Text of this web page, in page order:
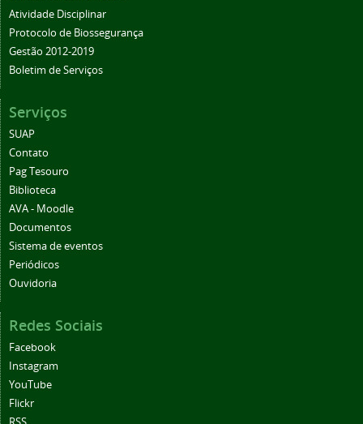
Atividade Disciplinar
Protocolo de Biossegurança
Gestão 2012-2019
Boletim de Serviços
Serviços
SUAP
Contato
Pag Tesouro
Biblioteca
AVA - Moodle
Documentos
Sistema de eventos
Periódicos
Ouvidoria
Redes Sociais
Facebook
Instagram
YouTube
Flickr